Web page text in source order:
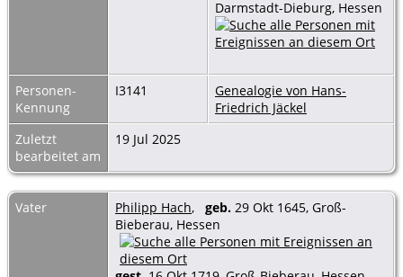
Darmstadt-Dieburg, Hessen
Personen-
Kennung
I3141
Genealogie von Hans-
Friedrich Jäckel
Zuletzt
bearbeitet am
19 Jul 2025
Vater Philipp Hach, geb. 29 Okt 1645, Groß-
Bieberau, Hessen